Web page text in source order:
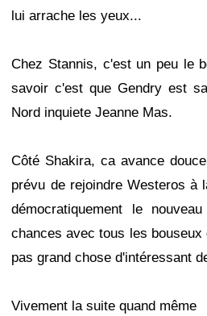
lui arrache les yeux...
Chez Stannis, c'est un peu le
savoir c'est que Gendry est
Nord inquiete Jeanne Mas.
Côté Shakira, ca avance
prévu de rejoindre Westeros à
démocratiquement le
chances avec tous les bouseux
pas grand chose d'intéressant
Vivement la suite quand même